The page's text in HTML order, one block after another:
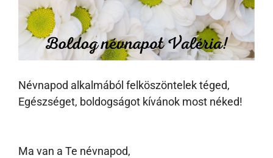
Névnapod alkalmából felköszöntelek téged,
Egészséget, boldogságot kívánok most néked!
Ma van a Te névnapod,